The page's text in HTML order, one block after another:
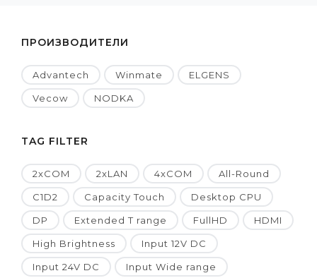
ПРОИЗВОДИТЕЛИ
Advantech Winmate ELGENS
Vecow NODKA
TAG FILTER
2xCOM 2xLAN 4xCOM All-Round
C1D2 Capacity Touch Desktop CPU
DP Extended T range FullHD HDMI
High Brightness Input 12V DC
Input 24V DC Input Wide range